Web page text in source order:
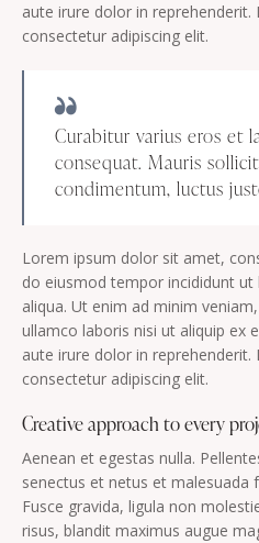
aute irure dolor in
consectetur adipiscing elit.
Curabitur varius eros et
consequat. Mauris
condimentum, luctus
Lorem ipsum dolor sit amet,
do eiusmod tempor incididunt
aliqua. Ut enim ad minim
ullamco laboris nisi ut aliquip ex
aute irure dolor in
consectetur adipiscing elit.
Creative approach to every
Aenean et egestas nulla.
senectus et netus et malesuada
Fusce gravida, ligula non
risus, blandit maximus augue